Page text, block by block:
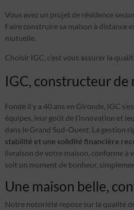
Vous avez un projet de résidence
Faire construire sa maison à distance
mutuelle.
Choisir IGC, c’est vous assurer la
IGC, constructeur de
Fondé il y a 40 ans en Gironde, IGC
équipes, leur goût de l’innovation et
dans le Grand Sud-Ouest. La gestion
stabilité et une solidité financière
livraison de votre maison, conforme à
soit un moment de bonheur,
Une maison belle,
Notre notoriété repose sur la qualité